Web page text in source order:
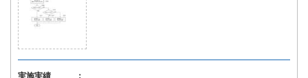
実施実績 ：